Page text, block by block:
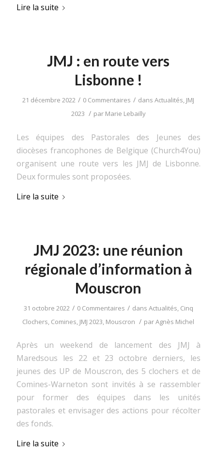
Lire la suite
JMJ : en route vers
Lisbonne !
21 décembre 2022 / 0 Commentaires / dansActualités, JMJ
2023 / par Marie Lebailly
Les équipes des Pastorales des Jeunes des
diocèses francophones de Belgique (Church4You)
organisent une route vers les JMJ de Lisbonne.
Deux formules sont proposées.
Lire la suite
JMJ 2023: une réunion
régionale d’information à
Mouscron
31 octobre 2022 / 0 Commentaires / dans Actualités, Cinq
Clochers, Comines, JMJ 2023, Mouscron / parAgnès Michel
Après un weekend de lancement des JMJ à
Maredsous les 22 et 23 octobre derniers, les
jeunes des UP de Mouscron, des 5 clochers et de
Comines-Warneton sont invités à se rassembler
pour former des équipes dans les unités
pastorales et envisager des actions pour récolter
des fonds.
Lire la suite